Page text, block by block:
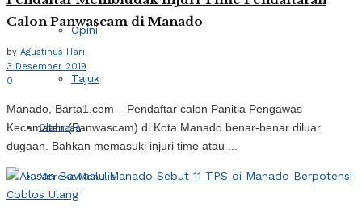
Opini
Tajuk
Olahraga
Mereka Menulis
Calon Panwascam di Manado
by Agustinus Hari
3 Desember 2019
0
Manado, Barta1.com – Pendaftar calon Panitia Pengawas
Kecamatan (Panwascam) di Kota Manado benar-benar diluar
dugaan. Bahkan memasuki injuri time atau ...